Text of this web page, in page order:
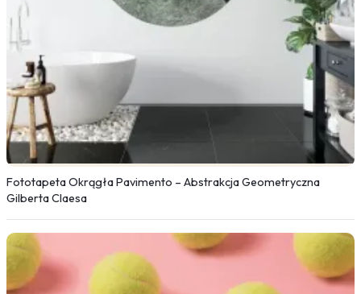
Fototapeta Okrągła Pavimento – Abstrakcja Geometryczna
Gilberta Claesa